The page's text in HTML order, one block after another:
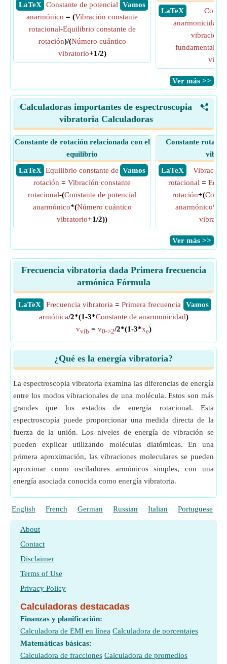
​ LaTeX
​ Vamos
Constante de potencial
anarmónico = (Vibración constante
rotacional-Equilibrio constante de
rotación)/(Número cuántico
vibratorio+1/2)
​ LaTeX
anarmonicidad
vibración
fundamental
​Ver más >>
<
Calculadoras importantes de espectroscopia
vibratoria Calculadoras
Constante de rotación relacionada con el
equilibrio
​ LaTeX
​ Vamos
Equilibrio constante de
rotación = Vibración constante
rotacional-(Constante de potencial
anarmónico*(Número cuántico
vibratorio+1/2))
Constante
​ LaTeX
Vibración
rotacional =
rotación+(
anarmónico*(
​Ver más >>
Frecuencia vibratoria dada Primera frecuencia
armónica Fórmula
​LaTeX ​Vamos
Frecuencia vibratoria = Primera frecuencia
armónica/2*(1-3*Constante de anarmonicidad)
vvib = v0->2/2*(1-3*xe)
¿Qué es la energía vibratoria?
La espectroscopia vibratoria examina las diferencias de energía
entre los modos vibracionales de una molécula. Estos son más
grandes que los estados de energía rotacional. Esta
espectroscopía puede proporcionar una medida directa de la
fuerza de la unión. Los niveles de energía de vibración se
pueden explicar utilizando moléculas diatómicas. En una
primera aproximación, las vibraciones moleculares se pueden
aproximar como osciladores armónicos simples, con una
energía asociada conocida como energía vibratoria.
English French German Russian Italian Portuguese
About
Contact
Disclaimer
Terms of Use
Privacy Policy
Calculadoras destacadas
Finanzas y planificación:
Calculadora de EMI en línea Calculadora de porcentajes
Matemáticas básicas:
Calculadora de fracciones Calculadora de promedios